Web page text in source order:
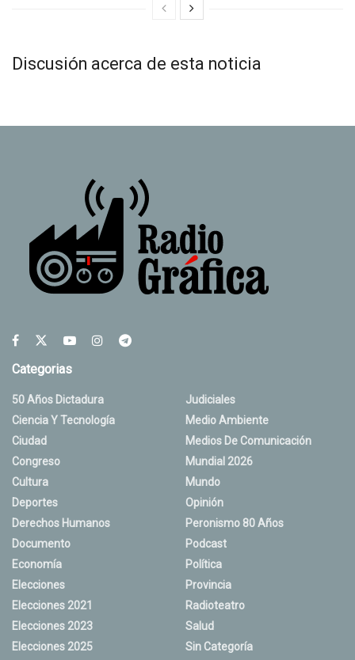
Discusión acerca de esta noticia
Categorias
50 Años Dictadura
Ciencia Y Tecnología
Ciudad
Congreso
Cultura
Deportes
Derechos Humanos
Documento
Economía
Elecciones
Elecciones 2021
Elecciones 2023
Elecciones 2025
Judiciales
Medio Ambiente
Medios De Comunicación
Mundial 2026
Mundo
Opinión
Peronismo 80 Años
Podcast
Política
Provincia
Radioteatro
Salud
Sin Categoría